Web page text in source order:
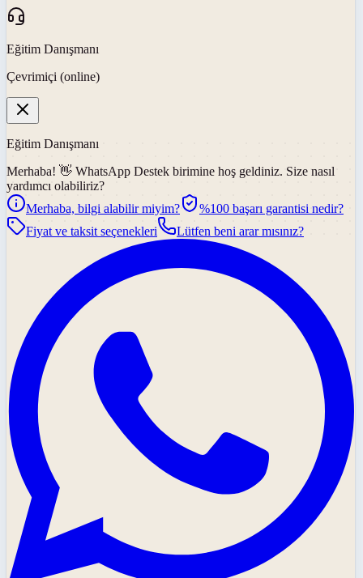
Eğitim Danışmanı
Çevrimiçi (online)
Eğitim Danışmanı
Merhaba! 👋 WhatsApp Destek birimine hoş geldiniz. Size nasıl
yardımcı olabiliriz?
Merhaba, bilgi alabilir miyim?
%100 başarı garantisi nedir?
Fiyat ve taksit seçenekleri
Lütfen beni arar mısınız?